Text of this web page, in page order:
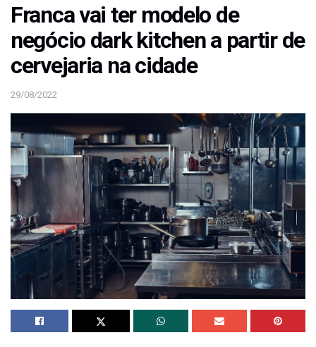
Franca vai ter modelo de
negócio dark kitchen a partir de
cervejaria na cidade
29/08/2022